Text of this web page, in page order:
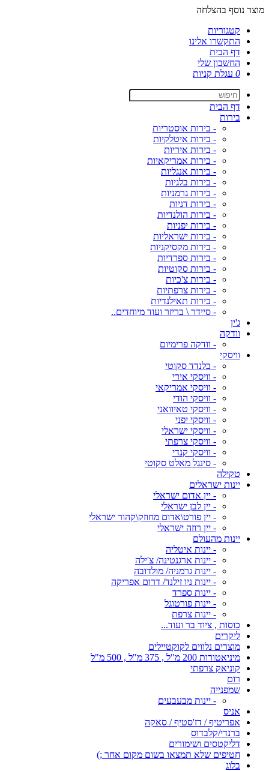
מוצר נוסף בהצלחה
קטגוריות
התקשרו אלינו
דף הבית
החשבון שלי
0 עגלת קניות
דף הבית
בירות
- בירות אוסטריות
- בירות איטלקיות
- בירות איריות
- בירות אמריקאיות
- בירות אנגליות
- בירות בלגיות
- בירות גרמניות
- בירות דניות
- בירות הולנדיות
- בירות יפניות
- בירות ישראליות
- בירות מקסיקניות
- בירות ספרדיות
- בירות סקוטיות
- בירות צ'כיות
- בירות צרפתיות
- בירות תאילנדיות
- סיידר \ בריזר ועוד מיוחדים..
ג'ין
וודקה
- וודקה פרימיום
וויסקי
- בלנדד סקוטי
- וויסקי אירי
- וויסקי אמריקאי
- וויסקי הודי
- וויסקי טאיוואני
- וויסקי יפני
- וויסקי ישראלי
- וויסקי צרפתי
- וויסקי קנדי
- סינגל מאלט סקוטי
טקילה
יינות ישראלים
- יין אדום ישראלי
- יין לבן ישראלי
- יין פורט\אדום מחוזק\קהור ישראלי
- יין רוזה ישראלי
יינות מהעולם
- יינות איטליה
- יינות ארגנטינה/ צ'ילה
- יינות גרמניה/ מולדובה
- יינות ניו זילנד/ דרום אפריקה
- יינות ספרד
- יינות פורטוגל
- יינות צרפת
כוסות , ציוד בר ועוד...
ליקרים
מוצרים נלווים לקוקטיילים
מיניאטורות 200 מ"ל , 375 מ"ל , 500 מ"ל
קוניאק צרפתי
רום
שמפנייה
- יינות מבעבעים
אניס
אפריטיף / דז'סטיף / סאקה
ברנדי/קלבדוס
דליקטסים ושימורים
חטיפים שלא תמצאו בשום מקום אחר ;)
בלוג